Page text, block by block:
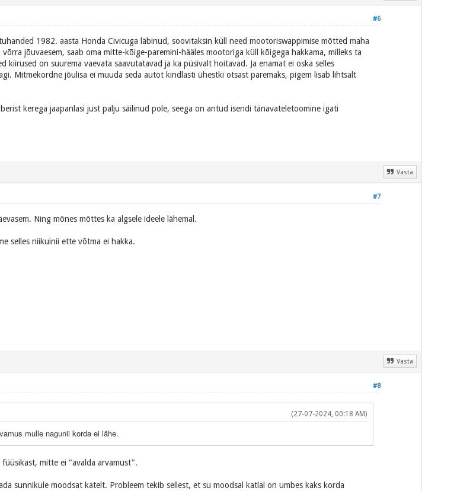
#6
1982. aasta Honda Civicuga läbinud, soovitaksin küll need mootoriswappimise mõtted maha
jõuvaesem, saab oma mitte-kõige-paremini-hääles mootoriga küll kõigega hakkama, milleks ta
kiirused on suurema vaevata saavutatavad ja ka püsivalt hoitavad. Ja enamat ei oska selles
Mitmekordne jõulisa ei muuda seda autot kindlasti ühestki otsast paremaks, pigem lisab lihtsalt
kerega jaapanlasi just palju säilinud pole, seega on antud isendi tänavateletoomine igati
Vasta
#7
Ning mõnes mõttes ka algsele ideele lähemal.
selles niikuinii ette võtma ei hakka.
Vasta
#8
(27-07-2024, 00:18 AM)
mulle nagunii korda ei lähe.
mitte ei "avalda arvamust".
sunnikule moodsat katelt. Probleem tekib sellest, et su moodsal katlal on umbes kaks korda